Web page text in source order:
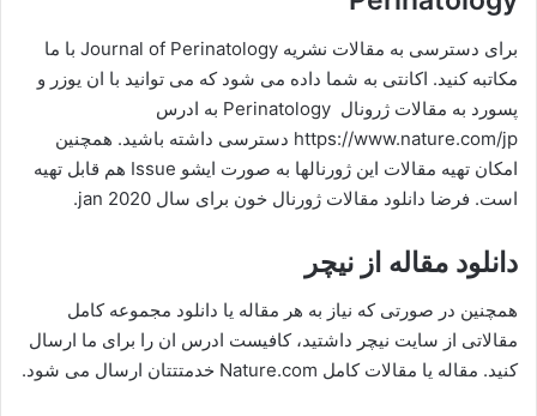
برای دسترسی به مقالات نشریه Journal of Perinatology با ما
مکاتبه کنید. اکانتی به شما داده می شود که می توانید با ان یوزر و
پسورد به مقالات ژرونال Perinatology به ادرس
https://www.nature.com/jp دسترسی داشته باشید. همچنین
امکان تهیه مقالات این ژورنالها به صورت ایشو Issue هم قابل تهیه
است. فرضا دانلود مقالات ژورنال خون برای سال jan 2020.
دانلود مقاله از نیچر
همچنین در صورتی که نیاز به هر مقاله یا دانلود مجموعه کامل
مقالاتی از سایت نیچر داشتید، کافیست ادرس ان را برای ما ارسال
کنید. مقاله یا مقالات کامل Nature.com خدمتتتان ارسال می شود.